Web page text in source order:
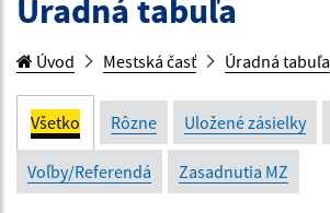
Úradná tabuľa
Úvod Mestská časť Úradná tabuľa
Všetko Rôzne Uložené zásielky
Voľby/Referendá Zasadnutia MZ